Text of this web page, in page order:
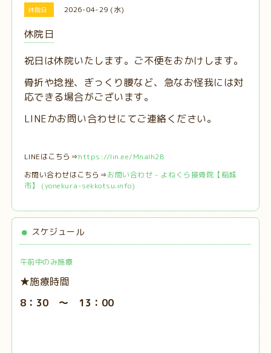
休院日 2026-04-29 (水)
休院日
祝日は休院いたします。ご不便をおかけします。
骨折や捻挫、ぎっくり腰など、急なお怪我には対
応できる場合がございます。
LINEかお問い合わせにてご連絡ください。
LINEはこちら⇒https://lin.ee/MnaIh2B
お問い合わせはこちら⇒お問い合わせ - よねくら接骨院【稲城
市】 (yonekura-sekkotsu.info)
スケジュール
午前中のみ施療
★施療時間
8：30 ～ 13：00